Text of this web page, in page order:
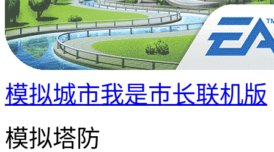
模拟城市我是巿长联机版
模拟塔防